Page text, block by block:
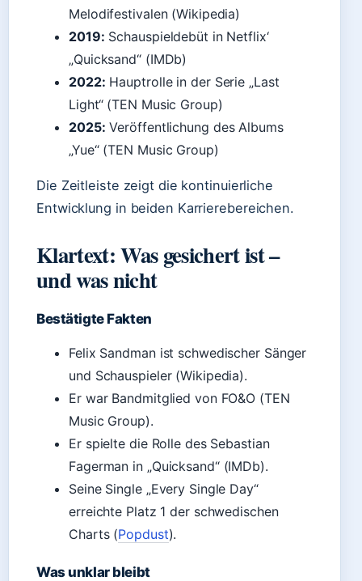
Melodifestivalen (Wikipedia)
2019: Schauspieldebüt in Netflix‘
„Quicksand“ (IMDb)
2022: Hauptrolle in der Serie „Last
Light“ (TEN Music Group)
2025: Veröffentlichung des Albums
„Yue“ (TEN Music Group)
Die Zeitleiste zeigt die kontinuierliche
Entwicklung in beiden Karrierebereichen.
Klartext: Was gesichert ist –
und was nicht
Bestätigte Fakten
Felix Sandman ist schwedischer Sänger
und Schauspieler (Wikipedia).
Er war Bandmitglied von FO&O (TEN
Music Group).
Er spielte die Rolle des Sebastian
Fagerman in „Quicksand“ (IMDb).
Seine Single „Every Single Day“
erreichte Platz 1 der schwedischen
Charts (Popdust).
Was unklar bleibt